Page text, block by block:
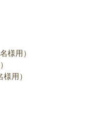
様用）
用）